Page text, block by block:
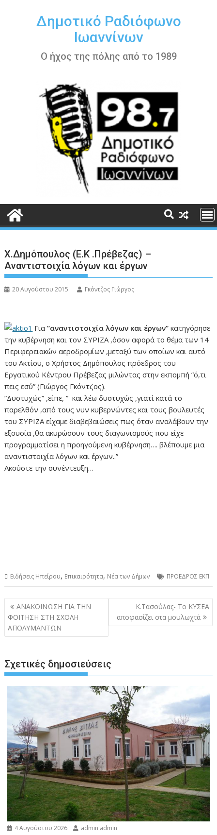
περιεχόμενοΔημοτικό Ραδιόφωνο
Ιωαννίνων
Ο ήχος της πόλης από το 1989
Χ.Δημόπουλος (Ε.Κ .Πρέβεζας) –
Αναντιστοιχία λόγων και έργων
20 Αυγούστου 2015 Γκόντζος Γιώργος
Για”αναντιστοιχία λόγων και έργων” κατηγόρησε
την κυβέρνηση και τον ΣΥΡΙΖΑ ,όσον αφορά το θέμα των 14
Περιφερειακών αεροδρομίων ,μεταξύ των οποίων και αυτό
του Ακτίου, ο Χρήστος Δημόπουλος πρόεδρος του
Εργατικού Κέντρου Πρέβεζας μιλώντας στην εκπομπή ”ό,τι
πεις εσύ” (Γιώργος Γκόντζος).
”Δυστυχώς” ,είπε, ” και λέω δυστυχώς ,γιατί κατά το
παρελθόν ,από τους νυν κυβερνώντες και τους βουλευτές
του ΣΥΡΙΖΑ είχαμε διαβεβαιώσεις πως όταν αναλάβουν την
εξουσία ,θα ακυρώσουν τους διαγωνισμούς που είχε
προγραμματίσει η προηγούμενη κυβέρνηση…. βλέπουμε μια
αναντιστοιχία λόγων και έργων..”
Ακούστε την συνέντευξη…
Ειδήσεις Ηπείρου, Επικαιρότητα, Νέα των Δήμων ΠΡΟΕΔΡΟΣ ΕΚΠ
Πλοήγηση
άρθρων
ΑΝΑΚΟΙΝΩΣΗ ΓΙΑ ΤΗΝ
ΦΟΙΤΗΣΗ ΣΤΗ ΣΧΟΛΗ
ΑΠΟΛΥΜΑΝΤΩΝ
Κ.Τασούλας- Το ΚΥΣΕΑ
αποφασίζει στα μουλωχτά
Σχετικές δημοσιεύσεις
4 Αυγούστου 2026 admin admin